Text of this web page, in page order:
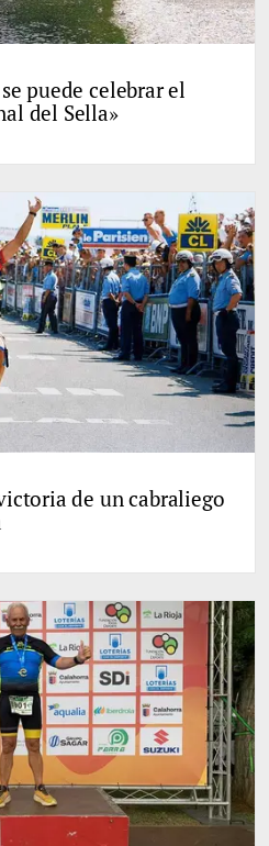
puede celebrar el
del Sella»
de un cabraliego